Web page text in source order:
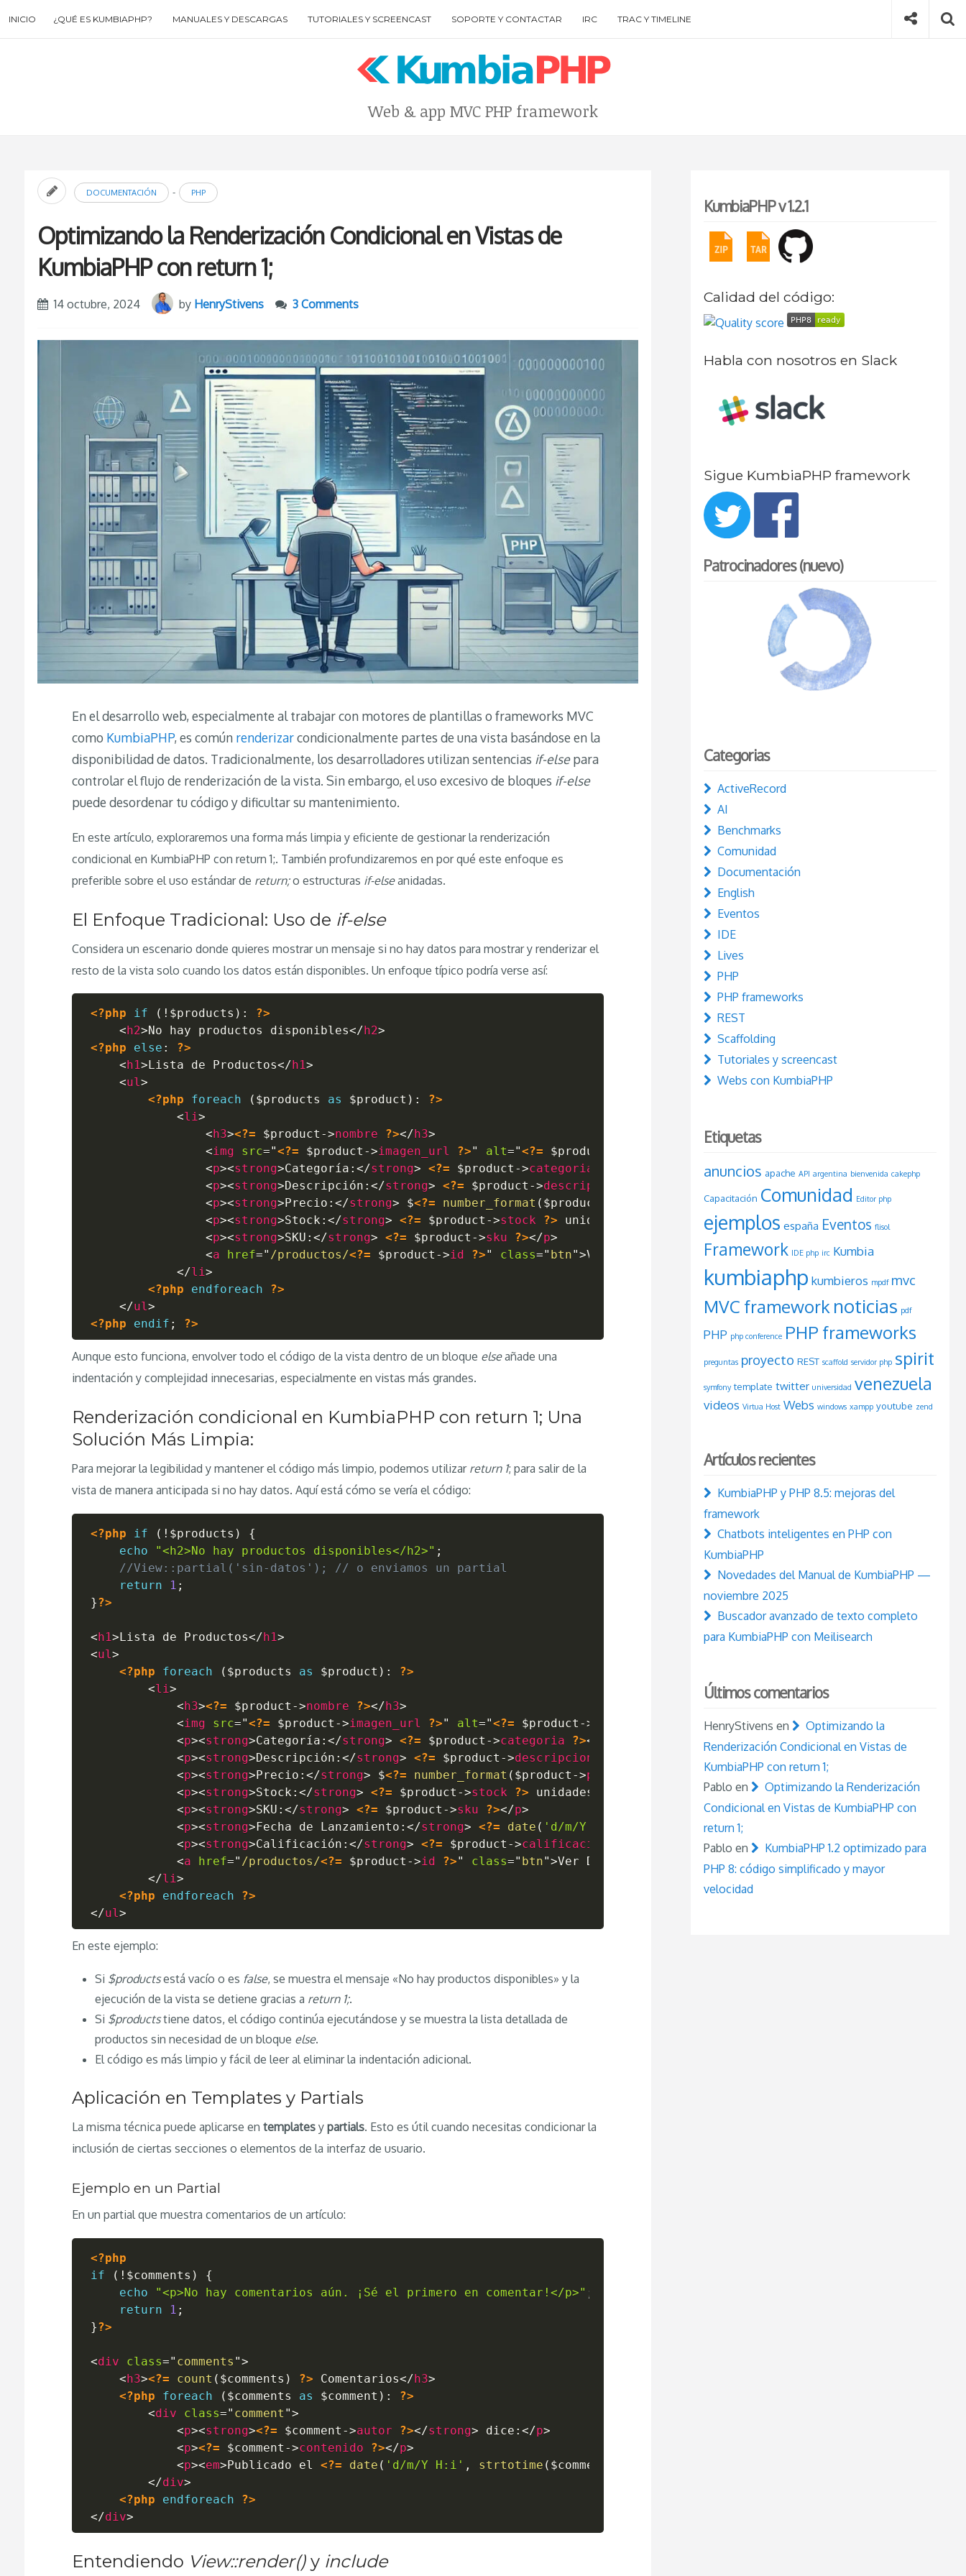
to
content
INICIO ¿QUÉ ES KUMBIAPHP? MANUALES Y DESCARGAS TUTORIALES Y SCREENCAST SOPORTE Y CONTACTAR IRC TRAC Y TIMELINE Social
Web & app MVC PHP framework
DOCUMENTACIÓN - PHP
Optimizando la Renderización Condicional en Vistas de
KumbiaPHP con return 1;
14 octubre, 2024 by HenryStivens 3 Comments
En el desarrollo web, especialmente al trabajar con motores de plantillas o frameworks MVC
como KumbiaPHP, es común renderizarcondicionalmente partes de una vista basándose en la
disponibilidad de datos. Tradicionalmente, los desarrolladores utilizan sentencias if-elsepara
controlar el flujo de renderización de la vista. Sin embargo, el uso excesivo de bloques if-else
puede desordenar tu código y dificultar su mantenimiento.
En este artículo, exploraremos una forma más limpia y eficiente de gestionar la renderización
condicional en KumbiaPHP con return 1;. También profundizaremos en por qué este enfoque es
preferible sobre el uso estándar de return;o estructuras if-elseanidadas.
El Enfoque Tradicional: Uso de if-else
Considera un escenario donde quieres mostrar un mensaje si no hay datos para mostrar y renderizar el
resto de la vista solo cuando los datos están disponibles. Un enfoque típico podría verse así:
<?php if ( ! $products ) :
?>
< h2>No hay productos disponibles</ h2>
<?php
else :
?>
< h1> Lista de Productos</ h1>
<ul>
<?php
foreach ( $products as $product ) :
?>
<li>
< h3><?= $product ->nombre ?></ h3>
<img src="<?= $product ->imagen_url ?>" alt="<?= $product
<p><strong>Categoría:</strong> <?= $product ->categoria
<p><strong>Descripción:</strong> <?= $product ->descripcion
<p><strong> Precio:</strong> $<?= number_format ( $product ?></p>
<p><strong>Stock:</strong> <?= $product ->stock ?> unidades disponibles</p>
<p><strong>SKU:</strong> <?= $product ->sku ?></p>
<a href=" /productos/<?= $product ->id ?>" class=" btn">Ver Detalles
</li>
<?php
endforeach
?>
</ul>
<?php
endif ; ?>
Aunque esto funciona, envolver todo el código de la vista dentro de un bloque elseañade una
indentación y complejidad innecesarias, especialmente en vistas más grandes.
Renderización condicional en KumbiaPHP con return 1; Una
Solución Más Limpia:
Para mejorar la legibilidad y mantener el código más limpio, podemos utilizar return 1; para salir de la
vista de manera anticipada si no hay datos. Aquí está cómo se vería el código:
<?php if ( ! $products )
{
echo
"<h2>No hay productos disponibles</h2>" ;
//View::partial('sin-datos'); // o enviamos un partial
return
1 ;
}?>
<h1>Lista de Productos</h1>
<ul>
<?php
foreach ( $products as $product ) :
?>
<li>
<h3><?= $product ->nombre ?></h3>
<img src="<?= $product ->imagen_url ?>" alt="<?= $product ->
<p><strong>Categoría:</strong> <?= $product ->categoria ?></
<p><strong>Descripción:</strong> <?= $product ->descripcion
<p><strong>Precio:</strong> $<?= number_format ( $product ->precio
>
<p><strong>Stock:</strong> <?= $product ->stock ?> unidades disponibles
>
<p><strong>SKU:</strong> <?= $product ->sku ?></p>
<p><strong>Fecha de Lanzamiento:</strong> <?= date ( 'd/m/Y' $product->
<p><strong>Calificación:</strong> <?= $product ->calificacion </p>
<a href=" /productos/<?= $product ->id ?>" class=" btn">Ver Detalles
</li>
<?php
endforeach
?>
</ul>
En este ejemplo:
Si $productsestá vacío o es false, se muestra el mensaje «No hay productos disponibles» y la
ejecución de la vista se detiene gracias a return 1;.
Si $productstiene datos, el código continúa ejecutándose y se muestra la lista detallada de
productos sin necesidad de un bloque else.
El código es más limpio y fácil de leer al eliminar la indentación adicional.
Aplicación en Templates y Partials
La misma técnica puede aplicarse entemplates ypartials. Esto es útil cuando necesitas condicionar la
inclusión de ciertas secciones o elementos de la interfaz de usuario.
Ejemplo en un Partial
En un partial que muestra comentarios de un artículo:
<?php
if
( ! $comments )
{
echo
"<p>No hay comentarios aún. ¡Sé el primero en comentar!</p>" ;
return
1 ;
}?>
<div class=" comments ">
<h3><?= count ( $comments ) ?> Comentarios</h3>
<?php
foreach ( $comments as $comment ) :
?>
<div class=" comment ">
<p><strong><?= $comment ->autor ?></strong> dice:</p>
<p><?= $comment ->contenido ?></p>
<p><em>Publicado el <?= date ( 'd/m/Y H:i' , strtotime ( $comment
</div>
<?php
endforeach
?>
</div>
Entendiendo View::render() y include
KumbiaPHP v 1.2.1
Calidad del código:
Habla con nosotros en Slack
Sigue KumbiaPHP framework
Patrocinadores (nuevo)
Categorias
ActiveRecord
AI
Benchmarks
Comunidad
Documentación
English
Eventos
IDE
Lives
PHP
PHP frameworks
REST
Scaffolding
Tutoriales y screencast
Webs con KumbiaPHP
Etiquetas
anuncios apache API argentina bienvenida cakephp
Capacitación Comunidad Editor php
ejemplos españa Eventos flisol
Framework IDE php irc Kumbia
kumbiaphp kumbieros mpdf mvc
MVC framework noticias pdf
PHP php conference PHP frameworks
preguntas proyecto REST scaffold servidor php spirit
symfony template twitter universidad venezuela
videos Virtua Host Webs windows xampp youtube zend
Artículos recientes
KumbiaPHP y PHP 8.5: mejoras del
framework
Chatbots inteligentes en PHP con
KumbiaPHP
Novedades del Manual de KumbiaPHP —
noviembre 2025
Buscador avanzado de texto completo
para KumbiaPHP con Meilisearch
Últimos comentarios
HenryStivens en
Optimizando la
Renderización Condicional en Vistas de
KumbiaPHP con return 1;
Pablo en
Optimizando la Renderización
Condicional en Vistas de KumbiaPHP con
return 1;
Pablo en
KumbiaPHP 1.2 optimizado para
PHP 8: código simplificado y mayor
velocidad